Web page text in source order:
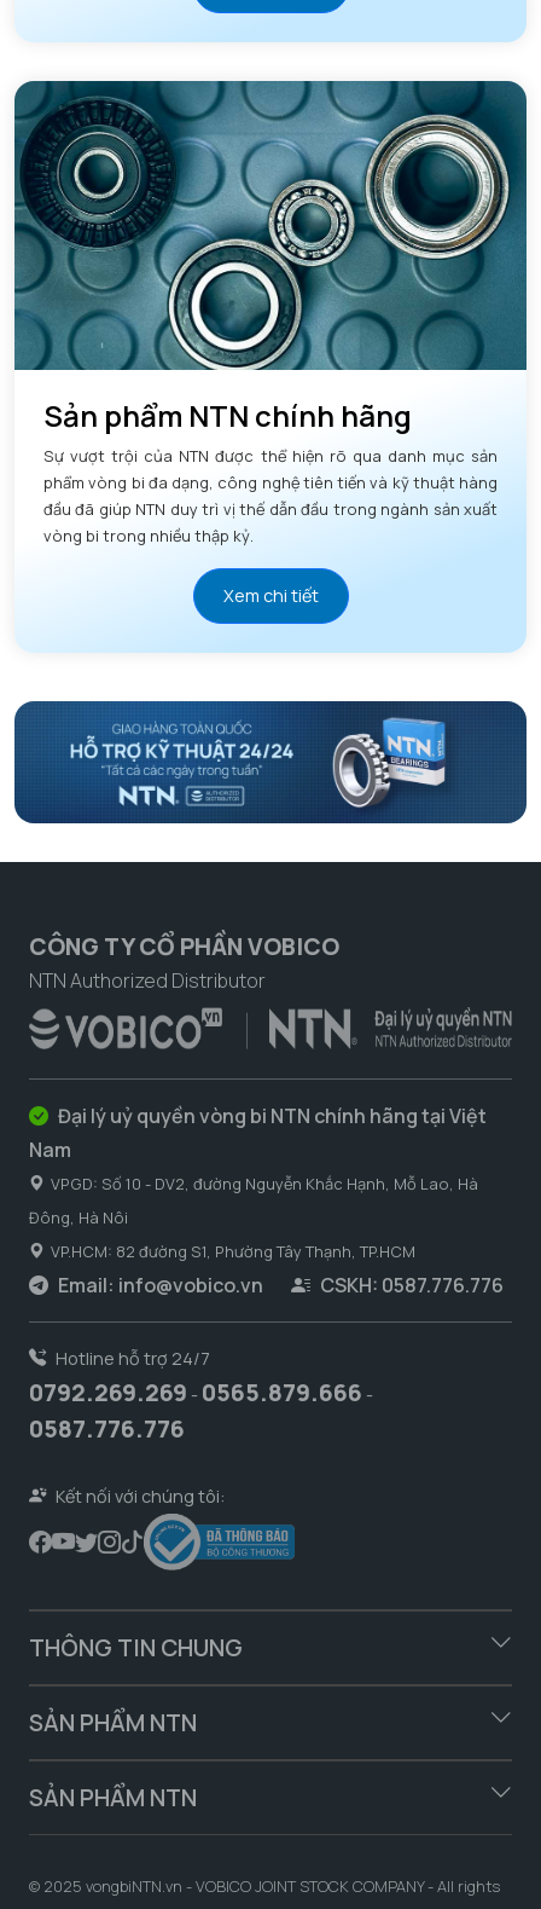
Sản phẩm NTN chính hãng
Sự vượt trội của NTN được thể hiện rõ qua danh mục sản
phẩm vòng bi đa dạng, công nghệ tiên tiến và kỹ thuật hàng
đầu đã giúp NTN duy trì vị thế dẫn đầu trong ngành sản xuất
vòng bi trong nhiều thập kỷ.
Xem chi tiết
CÔNG TY CỔ PHẦN VOBICO
NTN Authorized Distributor
Đại lý uỷ quyền vòng bi NTN chính hãng tại Việt
Nam
VPGD: Số 10 - DV2, đường Nguyễn Khắc Hạnh, Mỗ Lao, Hà
Đông, Hà Nôi
VP.HCM: 82 đường S1, Phường Tây Thạnh, TP.HCM
Email: info@vobico.vn CSKH: 0587.776.776
Hotline hỗ trợ 24/7
0792.269.269 - 0565.879.666 -
0587.776.776
Kết nối với chúng tôi:
THÔNG TIN CHUNG
SẢN PHẨM NTN
SẢN PHẨM NTN
© 2025 vongbiNTN.vn - VOBICO JOINT STOCK COMPANY - All rights